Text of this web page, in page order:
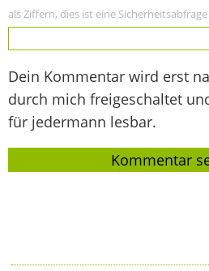
als Ziffern, dies ist eine
Dein Kommentar wird erst
durch mich freigeschaltet
für jedermann lesbar.